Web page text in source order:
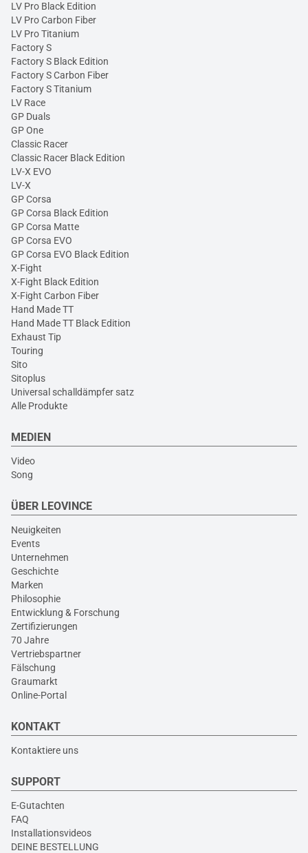
LV Pro Black Edition
LV Pro Carbon Fiber
LV Pro Titanium
Factory S
Factory S Black Edition
Factory S Carbon Fiber
Factory S Titanium
LV Race
GP Duals
GP One
Classic Racer
Classic Racer Black Edition
LV-X EVO
LV-X
GP Corsa
GP Corsa Black Edition
GP Corsa Matte
GP Corsa EVO
GP Corsa EVO Black Edition
X-Fight
X-Fight Black Edition
X-Fight Carbon Fiber
Hand Made TT
Hand Made TT Black Edition
Exhaust Tip
Touring
Sito
Sitoplus
Universal schalldämpfer satz
Alle Produkte
MEDIEN
Video
Song
ÜBER LEOVINCE
Neuigkeiten
Events
Unternehmen
Geschichte
Marken
Philosophie
Entwicklung & Forschung
Zertifizierungen
70 Jahre
Vertriebspartner
Fälschung
Graumarkt
Online-Portal
KONTAKT
Kontaktiere uns
SUPPORT
E-Gutachten
FAQ
Installationsvideos
DEINE BESTELLUNG